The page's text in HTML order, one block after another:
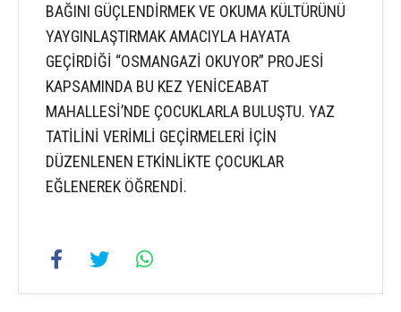
BAĞINI GÜÇLENDİRMEK VE OKUMA KÜLTÜRÜNÜ
YAYGINLAŞTIRMAK AMACIYLA HAYATA
GEÇİRDİĞİ “OSMANGAZİ OKUYOR” PROJESİ
KAPSAMINDA BU KEZ YENİCEABAT
MAHALLESİ’NDE ÇOCUKLARLA BULUŞTU. YAZ
TATİLİNİ VERİMLİ GEÇİRMELERİ İÇİN
DÜZENLENEN ETKİNLİKTE ÇOCUKLAR
EĞLENEREK ÖĞRENDİ.